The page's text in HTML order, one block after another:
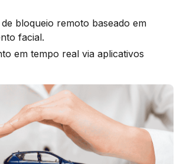
de bloqueio remoto baseado em
facial.
em tempo real via aplicativos